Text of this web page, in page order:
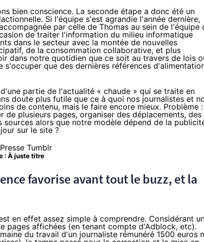
bien conscience. La seconde étape a donc été un
Si l'équipe s'est agrandie l'année dernière,
par celle de Thomas au sein de l'équipe
de traiter l'information du milieu informatique
dans le secteur avec la montée de nouvelles
, de la consommation collaborative, et plus
dans notre quotidien que ce soit au travers de lois
s'occuper que des dernières références
partie de l'actualité « chaude » qui se traite en
doute plus futile que ce à quoi nos journalistes et
de contenu, mais le faire encore mieux. Problème :
plusieurs pages, organiser des déplacements, des
alors que notre modèle dépend de la
sur le site ?
: À juste titre
favorise avant tout le buzz, et la
en effet assez simple à comprendre. Considérant
pages affichées (en tenant compte d'Adblock, etc).
du travail d'un journaliste rémunéré 1500 euros